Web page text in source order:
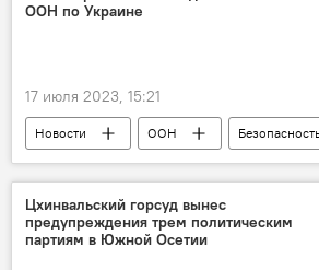
ООН по Украине
17 июля 2023, 15:21
Новости ООН
В мире
Россия
Мнение
Политика
Цхинвальский горсуд вынес
предупреждения трем политическим
партиям в Южной Осетии